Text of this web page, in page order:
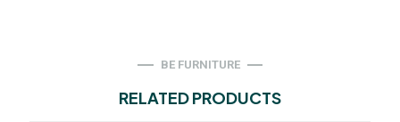
BE FURNITURE
RELATED PRODUCTS